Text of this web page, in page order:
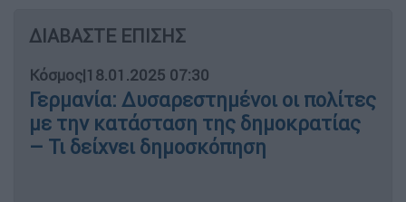
ΔΙΑΒΑΣΤΕ ΕΠΙΣΗΣ
Κόσμος|18.01.2025 07:30
Γερμανία: Δυσαρεστημένοι οι πολίτες
με την κατάσταση της δημοκρατίας
– Τι δείχνει δημοσκόπηση